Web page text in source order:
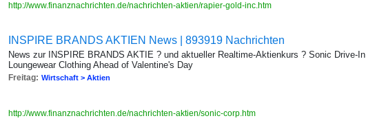
http://www.finanznachrichten.de/nachrichten-aktien/rapier-gold-inc.htm
INSPIRE BRANDS AKTIEN News | 893919 Nachrichten
News zur INSPIRE BRANDS AKTIE ? und aktueller Realtime-Aktienkurs ? Sonic Drive-
Loungewear Clothing Ahead of Valentine's Day
Freitag: Wirtschaft > Aktien
http://www.finanznachrichten.de/nachrichten-aktien/sonic-corp.htm